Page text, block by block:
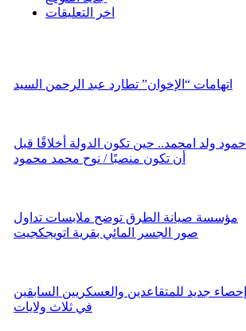
اخر التعليقات
اتهامات “الإخوان” تطارد عبد الرحمن السيد
حمود ولد امحمد.. حين تكون الدولة أخلاقًا قبل
أن تكون منصبًا / نوح محمد محمود
مؤسسة صيانة الطرق توضح ملابسات تداول
صور الجسر المائي بقرية اتويجكجيت
إحصاء جديد للمتقاعدين والعسكريين السابقين
في ثلاث ولايات